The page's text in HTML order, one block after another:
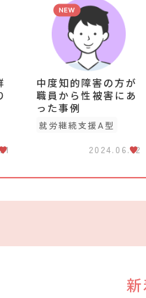
中度知的障害の方が
職員から性被害にあ
った事例
就労継続支援A型
2024.06.12